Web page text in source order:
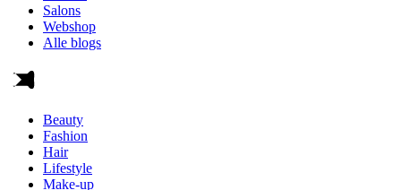
Salons
Webshop
Alle blogs
Beauty
Fashion
Hair
Lifestyle
Make-up